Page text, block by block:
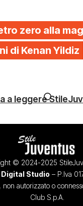
zero alla
di Kenan Yildiz
a leggere
© 2024-2025
Studio – P.Iva
autorizzato o
Club S.p.A.